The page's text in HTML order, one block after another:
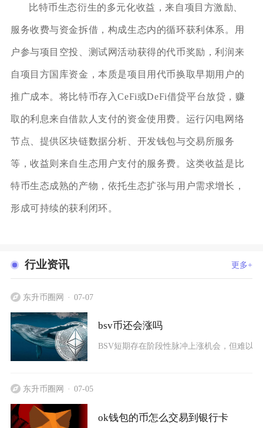
比特币生态衍生的多元化收益，来自项目方激励、
服务收费与资金拆借，构成生态内的循环获利体系。用
户参与项目空投、测试网活动获得的代币奖励，利润来
自项目方国库资金，本质是项目用代币换取早期用户的
推广成本。将比特币存入CeFi或DeFi借贷平台放贷，赚
取的利息来自借款人支付的资金使用费。运行闪电网络
节点、提供区块链数据分析、开发钱包与交易所服务
等，收益则来自生态用户支付的服务费。这类收益是比
特币生态成熟的产物，依托生态扩张与用户需求增长，
形成可持续的获利闭环。
行业资讯 更多+
东升币圈网 07-07
bsv币还会涨吗
BSV短期存在阶段性脉冲上涨机会，但难以
东升币圈网 07-05
ok钱包的币怎么交易到银行卡